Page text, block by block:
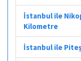
İstanbul ile
Kilometre
İstanbul ile